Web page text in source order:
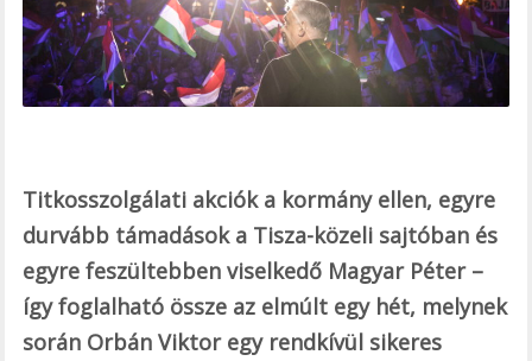
Titkosszolgálati akciók a kormány ellen, egyre
durvább támadások a Tisza-közeli sajtóban és
egyre feszültebben viselkedő Magyar Péter –
így foglalható össze az elmúlt egy hét, melynek
során Orbán Viktor egy rendkívül sikeres